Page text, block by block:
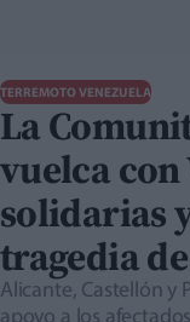
TERREMOTO VENEZUELA
La
vuelca con
solidarias
tragedia
Alicante, Castellón y